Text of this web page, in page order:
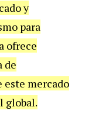
y
para
ofrece
de
este mercado
global.